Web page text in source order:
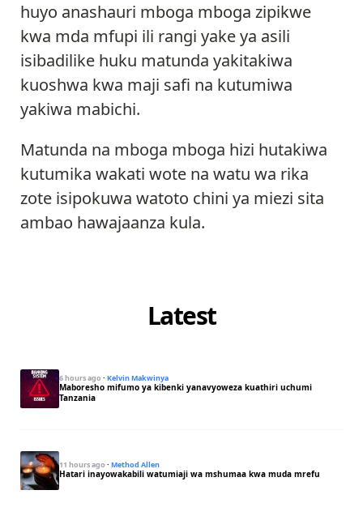
huyo anashauri mboga mboga zipikwe
kwa mda mfupi ili rangi yake ya asili
isibadilike huku matunda yakitakiwa
kuoshwa kwa maji safi na kutumiwa
yakiwa mabichi.
Matunda na mboga mboga hizi hutakiwa
kutumika wakati wote na watu wa rika
zote isipokuwa watoto chini ya miezi sita
ambao hawajaanza kula.
Latest
6 hours ago · Kelvin Makwinya
Maboresho mifumo ya kibenki yanavyoweza kuathiri uchumi
Tanzania
11 hours ago · Method Allen
Hatari inayowakabili watumiaji wa mshumaa kwa muda mrefu